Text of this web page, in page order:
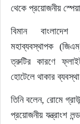
থেকে প্রয়োজনীয়
বিমান
মহাব্যবস্থাপক
ত্রুটির কারণে
হোটেলে থাকার
তিনি বলেন, রোমে
প্রয়োজনীয় যন্ত্রাংশ